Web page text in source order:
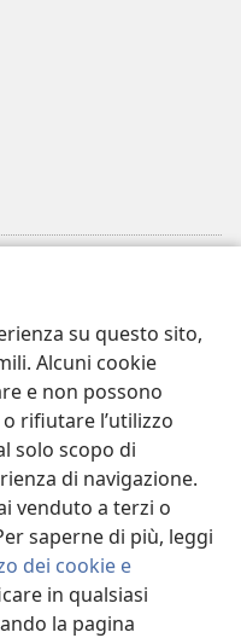
su questo sito,
Alcuni cookie
e non possono
rifiutare l’utilizzo
solo scopo di
di navigazione.
venduto a terzi o
saperne di più, leggi
dei cookie e
in qualsiasi
la pagina
Society of Pennsylvania.